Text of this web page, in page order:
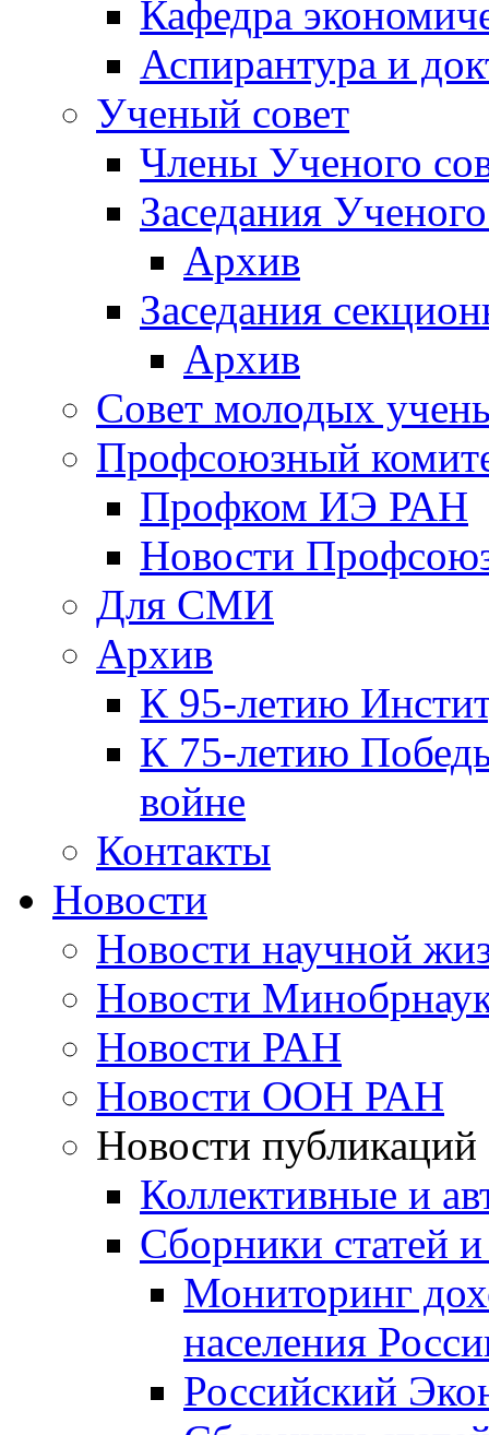
Кафедра
Аспирантура и
Ученый совет
Члены Ученого
Заседания
Архив
Заседания
Архив
Совет молодых
Профсоюзный
Профком ИЭ РАН
Новости
Для СМИ
Архив
К 95-летию
К 75-летию
войне
Контакты
Новости
Новости научной
Новости
Новости РАН
Новости ООН РАН
Новости публикаций
Коллективные и
Сборники статей
Мониторинг
населения
Российский